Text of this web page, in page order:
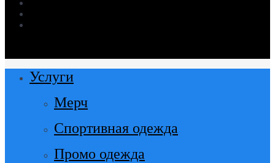
Услуги
Мерч
Спортивная одежда
Промо одежда